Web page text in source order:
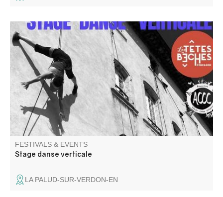
Stage de danse verticale suivi d'une représentation sur la
façade du château de La Palud sur Verdon le 28 août à
18h.
FESTIVALS & EVENTS
Stage danse verticale
LA PALUD-SUR-VERDON-EN